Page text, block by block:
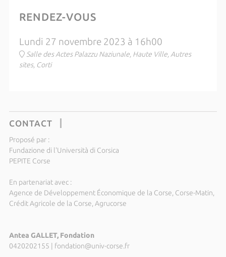
RENDEZ-VOUS
Lundi 27 novembre 2023 à 16h00
Salle des Actes Palazzu Naziunale, Haute Ville, Autres
sites, Corti
CONTACT
Proposé par :
Fundazione di l'Università di Corsica
PEPITE Corse
En partenariat avec :
Agence de Développement Économique de la Corse, Corse-Matin,
Crédit Agricole de la Corse, Agrucorse
Antea GALLET, Fondation
0420202155 | fondation@univ-corse.fr